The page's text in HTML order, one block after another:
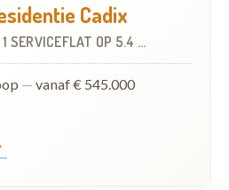
Cadix
1 SERVICEFLAT OP 5.4 KM
— vanaf € 545.000